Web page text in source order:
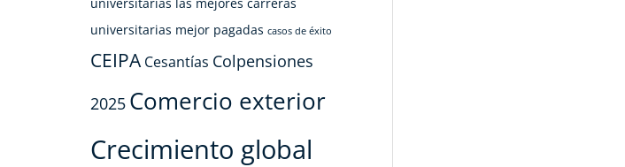
universitarias mejor pagadas casos de éxito
CEIPA Cesantías Colpensiones
2025 Comercio exterior
Crecimiento global